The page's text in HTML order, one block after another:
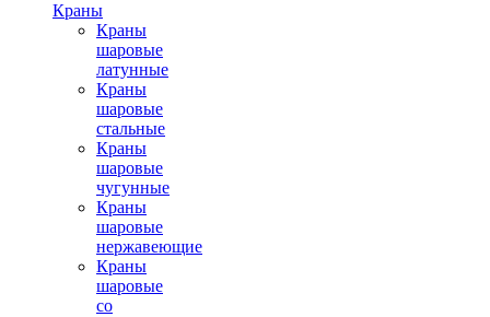
Краны
Краны
шаровые
латунные
Краны
шаровые
стальные
Краны
шаровые
чугунные
Краны
шаровые
нержавеющие
Краны
шаровые
со